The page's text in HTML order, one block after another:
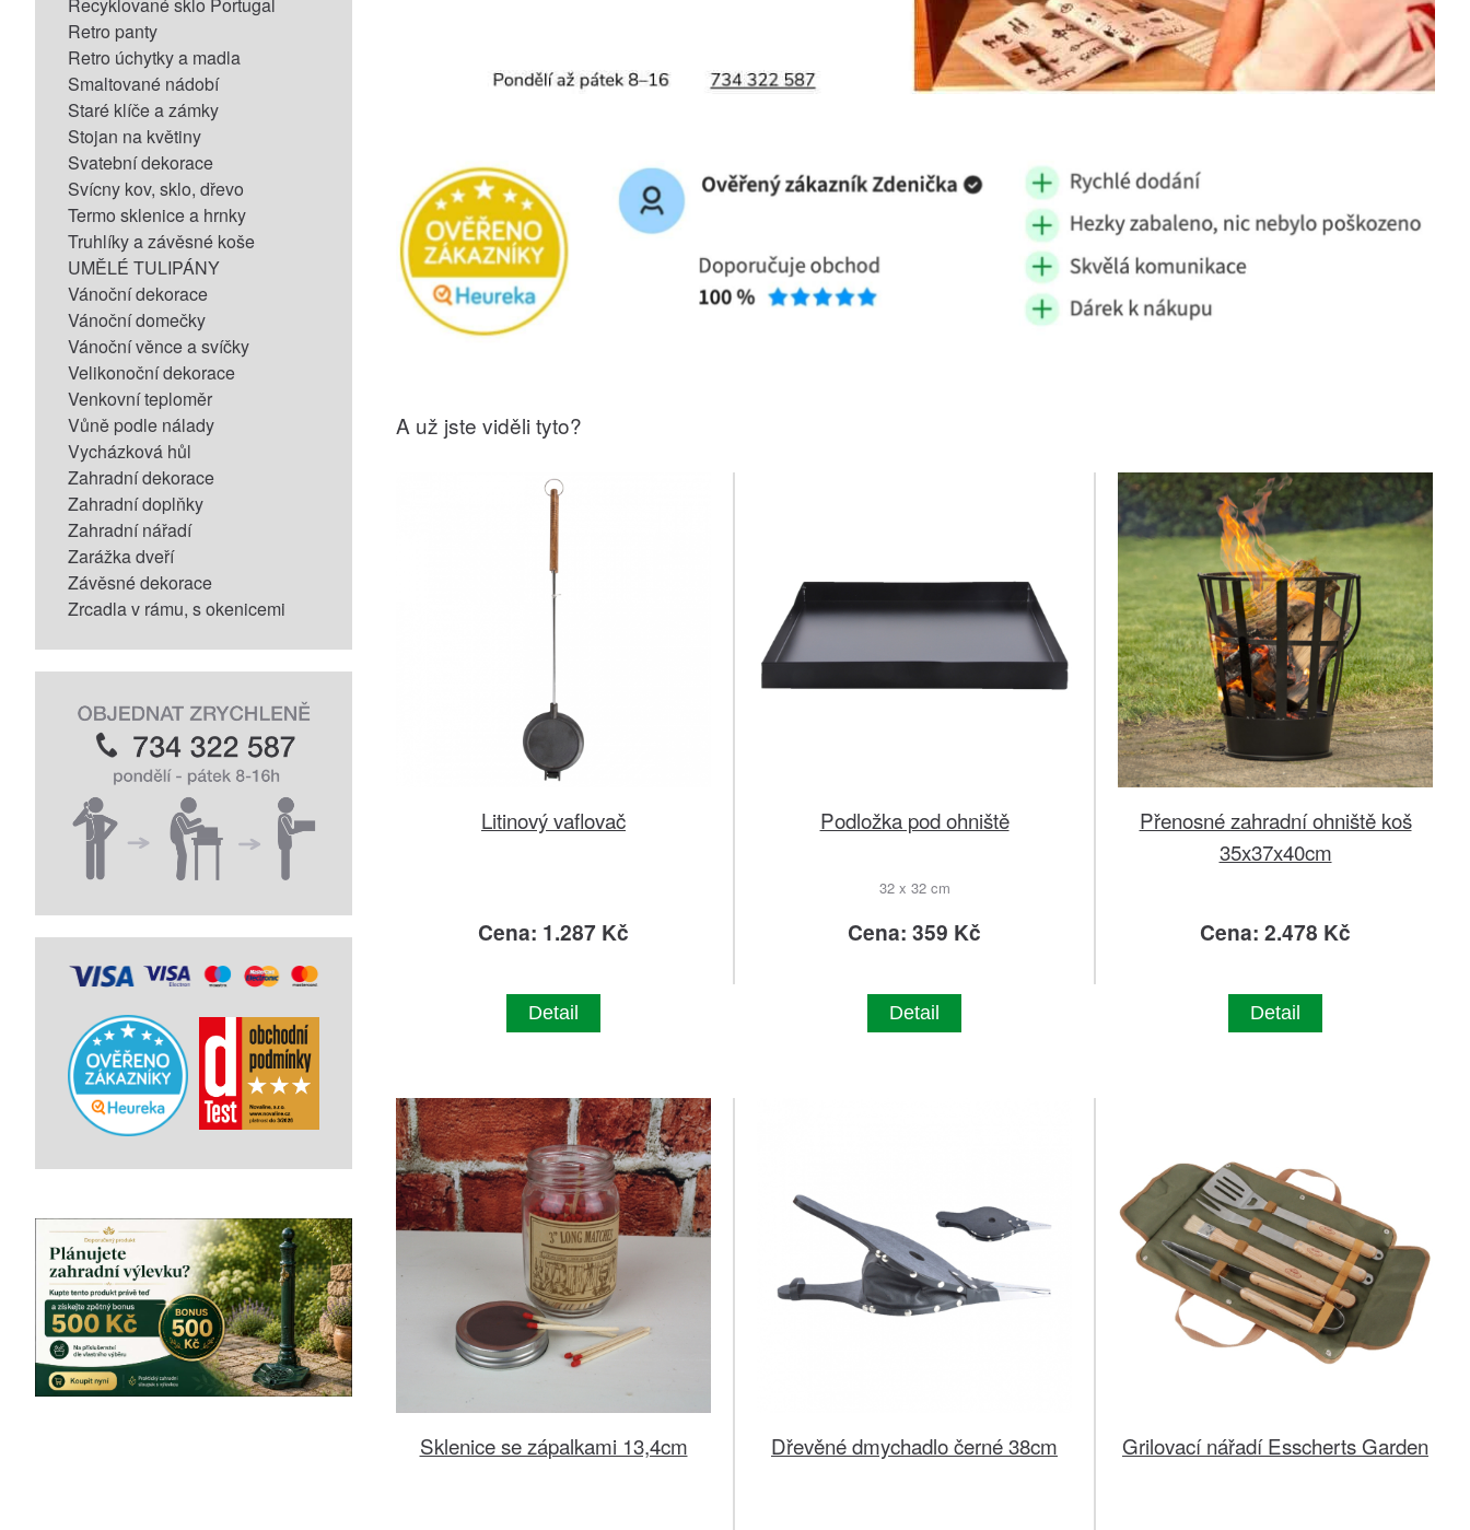
Retro panty
Retro úchytky a madla
Smaltované nádobí
Staré klíče a zámky
Stojan na květiny
Svatební dekorace
Svícny kov, sklo, dřevo
Termo sklenice a hrnky
Truhlíky a závěsné koše
UMĚLÉ TULIPÁNY
Vánoční dekorace
Vánoční domečky
Vánoční věnce a svíčky
Velikonoční dekorace
Venkovní teploměr
Vůně podle nálady
Vycházková hůl
Zahradní dekorace
Zahradní doplňky
Zahradní nářadí
Zarážka dveří
Závěsné dekorace
Zrcadla v rámu, s okenicemi
A už jste viděli tyto?
Litinový vaflovač
Cena: 1.287 Kč
Detail
Podložka pod ohniště
32 x 32 cm
Cena: 359 Kč
Detail
Přenosné zahradní ohniště koš
35x37x40cm
Cena: 2.478 Kč
Detail
Sklenice se zápalkami 13,4cm Dřevěné dmychadlo černé 38cm Grilovací nářadí Esscherts Garden